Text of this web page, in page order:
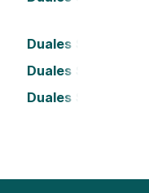
Duales Studium
Duales Studium
Duales Studium